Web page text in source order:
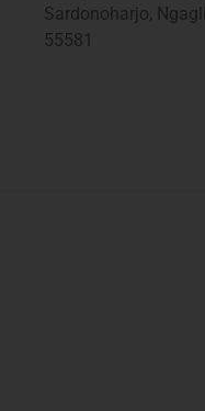
Sardonoharjo,
55581